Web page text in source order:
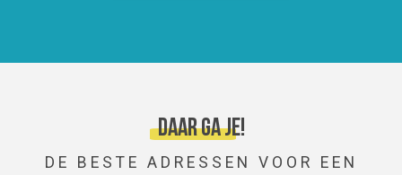
Daar ga je!
DE BESTE ADRESSEN VOOR EEN